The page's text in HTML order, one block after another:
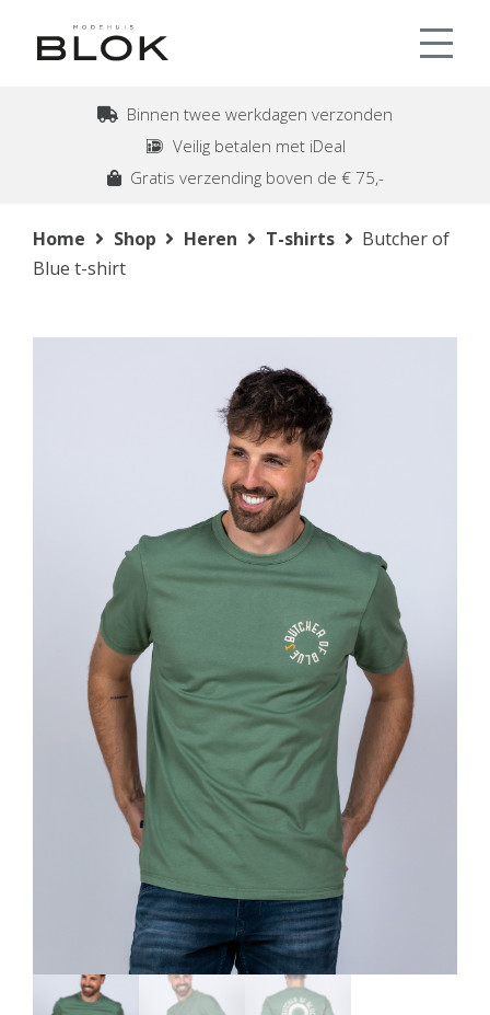
Binnen twee werkdagen verzonden
Veilig betalen met iDeal
Gratis verzending boven de € 75,-
Home Shop Heren T-shirts
Butcher of
Blue t-shirt